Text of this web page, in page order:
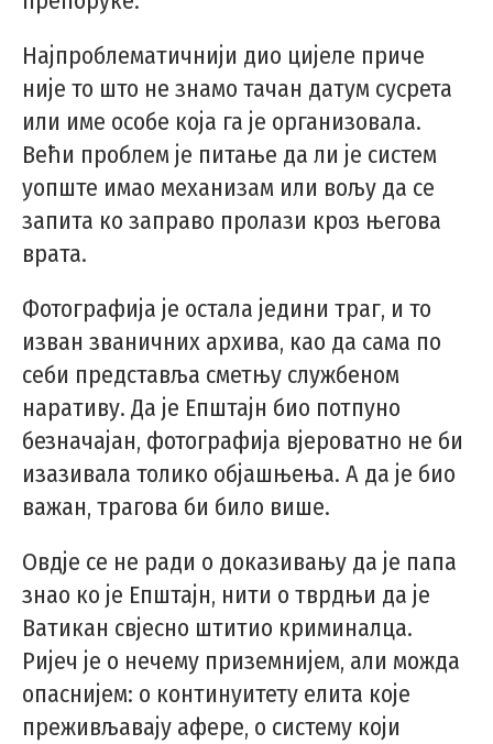
Најпроблематичнији дио цијеле приче
није то што не знамо тачан датум сусрета
или име особе која га је организовала.
Већи проблем је питање да ли је систем
уопште имао механизам или вољу да се
запита ко заправо пролази кроз његова
врата.
Фотографија је остала једини траг, и то
изван званичних архива, као да сама по
себи представља сметњу службеном
наративу. Да је Епштајн био потпуно
безначајан, фотографија вјероватно не би
изазивала толико објашњења. А да је био
важан, трагова би било више.
Овдје се не ради о доказивању да је папа
знао ко је Епштајн, нити о тврдњи да је
Ватикан свјесно штитио криминалца.
Ријеч је о нечему приземнијем, али можда
опаснијем: о континуитету елита које
преживљавају афере, о систему који